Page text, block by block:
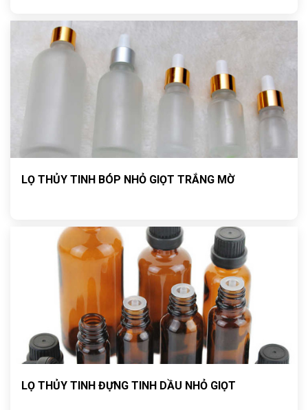
LỌ THỦY TINH BÓP NHỎ GIỌT TRẮNG MỜ
LỌ THỦY TINH ĐỰNG TINH DẦU NHỎ GIỌT